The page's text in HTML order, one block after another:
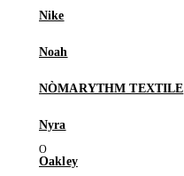
Nike
Noah
NÒMARYTHM TEXTILE
Nyra
Oakley